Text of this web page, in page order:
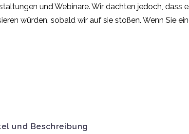
und Webinare. Wir dachten jedoch, dass
würden, sobald wir auf sie stoßen. Wenn Sie
und Beschreibung